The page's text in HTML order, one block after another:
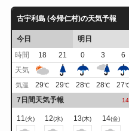
古宇利島 (今帰仁村)の天気予報
今日
明日
時間
18 21 0 3 6
天気
気温 29℃ 29℃ 28℃ 28℃ 27
7日間天気予報
11(火) 12(水) 13(木) 14(金)